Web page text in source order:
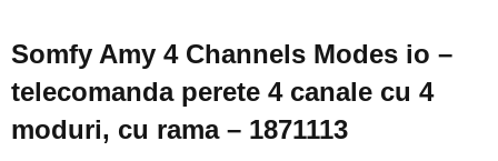
Somfy Amy 4 Channels Modes io –
telecomanda perete 4 canale cu 4
moduri, cu rama – 1871113